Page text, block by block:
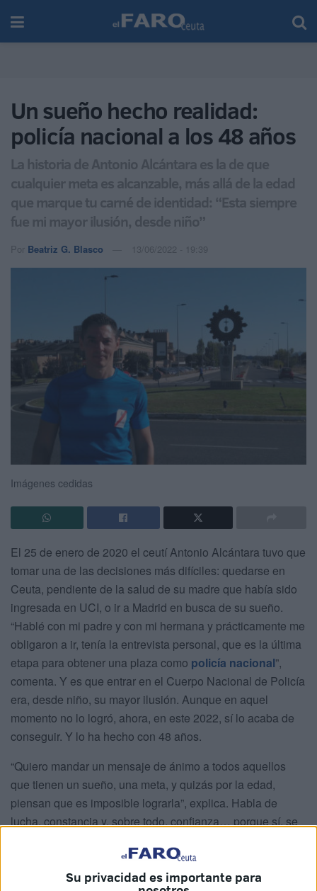
Su privacidad es importante para
Un sueño hecho realidad:
policía nacional a los 48 años
La historia de Antonio Alcántara es la de que
cualquier meta es alcanzable, más allá de la edad
que marque tu carné de identidad: “Esta siempre
fue mi mayor ilusión, desde niño”
Por Beatriz G. Blasco 13/06/2022 - 19:39
Imágenes cedidas
El 25 de enero de 2020 el ceutí Antonio Alcántara tuvo que
tomar una de las decisiones más difíciles: quedarse en
Ceuta, pendiente de la salud de su madre que había sido
ingresada en UCI, o ir a Madrid en busca de su sueño.
“Hablé con mi padre y con mi hermana y prácticamente me
obligaron a ir, tenía la entrevista personal, que es la última
etapa para obtener una plaza como policía nacional”,
comenta. Y es que entrar en el Cuerpo Nacional de Policía
era, desde niño, su mayor ilusión. Aunque en aquel
momento no lo logró, ahora, en este 2022, sí lo acaba de
conseguir. Y lo ha hecho con 48 años.
“Quiero mandar un mensaje de ánimo a todos aquellos
que tienen un sueño, una meta, y quizás por la edad,
piensan que es imposible lograrla”, explica. Habla de
lucha, constancia y, sobre todo, confianza… porque sí, se